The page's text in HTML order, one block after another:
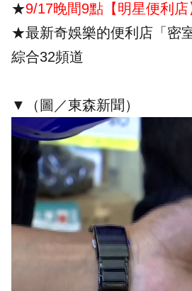
★9/17晚間9點【明星便利店
★最新奇娛樂的便利店「密
綜合32頻道
▼（圖／東森新聞）